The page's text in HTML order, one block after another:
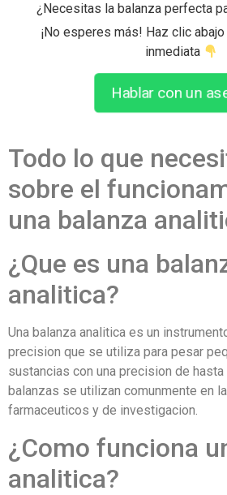
¿Necesitas la balanza perfecta
¡No esperes más! Haz clic
inmediata
Hablar con un
Todo lo que
sobre el
una balanza
¿Que es una
analitica?
Una balanza analitica es un
precision que se utiliza para pesar
sustancias con una precision de
balanzas se utilizan comunmente en
farmaceuticos y de investigacion.
¿Como funciona
analitica?